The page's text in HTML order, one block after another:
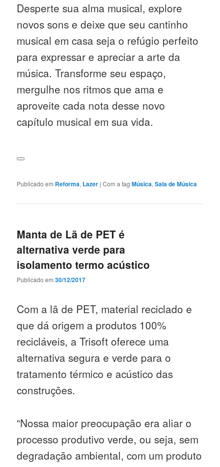
Desperte sua alma musical, explore
novos sons e deixe que seu cantinho
musical em casa seja o refúgio perfeito
para expressar e apreciar a arte da
música. Transforme seu espaço,
mergulhe nos ritmos que ama e
aproveite cada nota desse novo
capítulo musical em sua vida.
Publicado em Reforma, Lazer |Com a tagMúsica,Sala de Música
Manta de Lã de PET é
alternativa verde para
isolamento termo acústico
Publicado em30/12/2017
Com a lã de PET, material reciclado e
que dá origem a produtos 100%
recicláveis, a Trisoft oferece uma
alternativa segura e verde para o
tratamento térmico e acústico das
construções.
“Nossa maior preocupação era aliar o
processo produtivo verde, ou seja, sem
degradação ambiental, com um produto